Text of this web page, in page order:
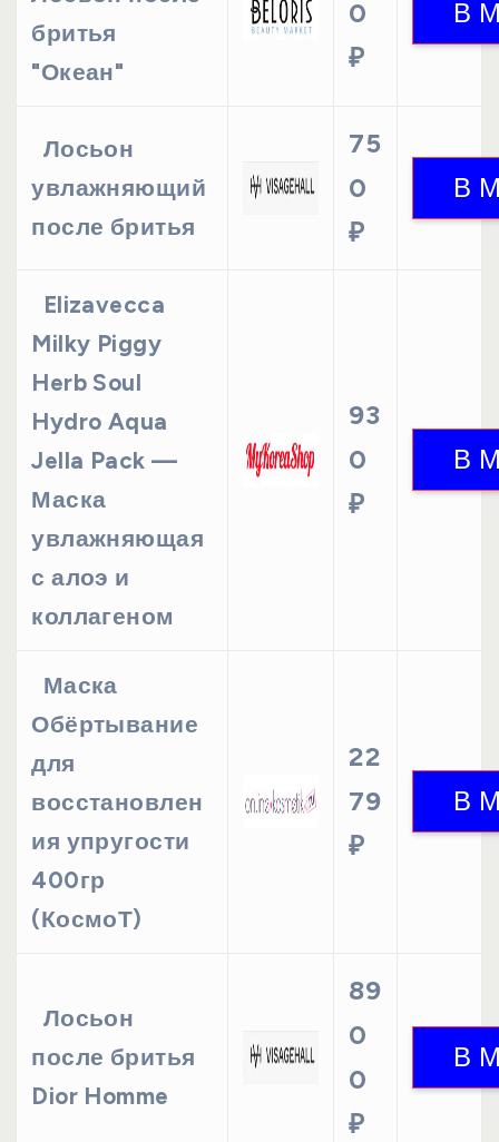
бритья
"Океан"
0
₽
Лосьон
увлажняющий
после бритья
75
0
₽
Elizavecca
Milky Piggy
Herb Soul
Hydro Aqua
Jella Pack —
Маска
увлажняющая
с алоэ и
коллагеном
93
0
₽
Маска
Обёртывание
для
восстановлен
ия упругости
400гр
(КосмоТ)
22
79
₽
Лосьон
после бритья
Dior Homme
89
0
0
₽